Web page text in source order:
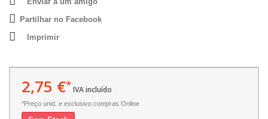
Partilhar no Facebook
Imprimir
2,75 €*IVA incluído
*Preço unid. e exclusivo compras Online